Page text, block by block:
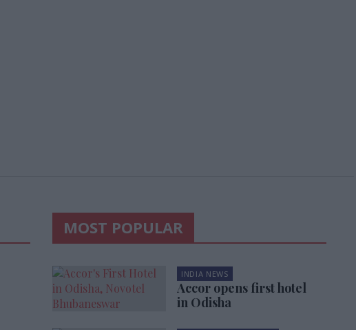
MOST POPULAR
INDIA NEWS
Accor opens first hotel
in Odisha